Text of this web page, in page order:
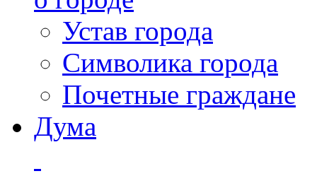
Устав города
Символика города
Почетные граждане
Дума